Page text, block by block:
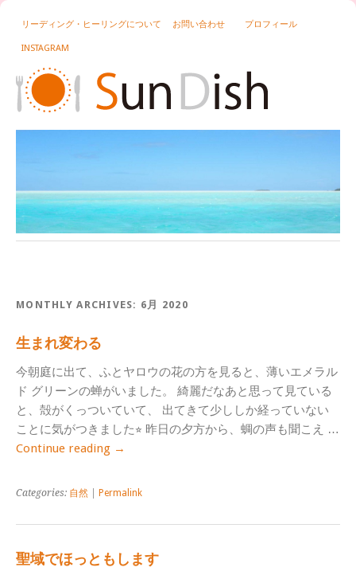
リーディング・ヒーリングについて お問い合わせ プロフィール
INSTAGRAM
MONTHLY ARCHIVES: 6月 2020
生まれ変わる
今朝庭に出て、ふとヤロウの花の方を見ると、薄いエメラル
ド グリーンの蝉がいました。 綺麗だなあと思って見ている
と、殻がくっついていて、 出てきて少ししか経っていない
ことに気がつきました⭐︎ 昨日の夕方から、蜩の声も聞こえ …
Continue reading →
Categories: 自然 Permalink
聖域でほっともします